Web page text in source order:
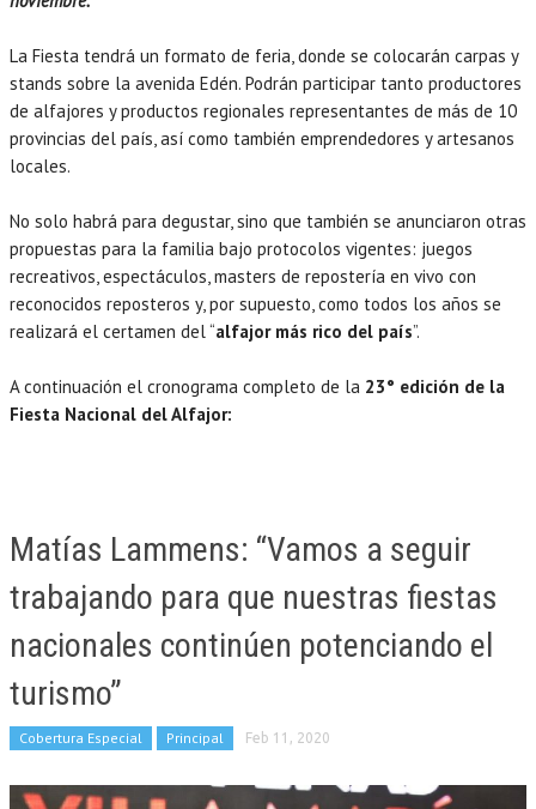
La Fiesta tendrá un formato de feria, donde se colocarán carpas y
stands sobre la avenida Edén. Podrán participar tanto productores
de alfajores y productos regionales representantes de más de 10
provincias del país, así como también emprendedores y artesanos
locales.
No solo habrá para degustar, sino que también se anunciaron otras
propuestas para la familia bajo protocolos vigentes: juegos
recreativos, espectáculos, masters de repostería en vivo con
reconocidos reposteros y, por supuesto, como todos los años se
realizará el certamen del “alfajor más rico del país”.
A continuación el cronograma completo de la 23° edición de la
Fiesta Nacional del Alfajor:
Matías Lammens: “Vamos a seguir
trabajando para que nuestras fiestas
nacionales continúen potenciando el
turismo”
Cobertura Especial Principal Feb 11, 2020